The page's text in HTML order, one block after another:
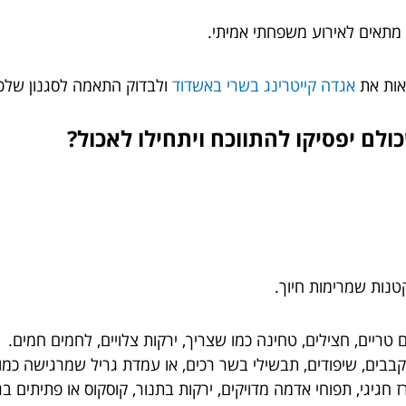
מתאים לאירוע משפחתי אמיתי.
את אגדה קייטרינג בשרי באשדוד ולבדוק התאמה לסגנון
יפסיקו להתווכח ויתחילו לאכול?
שמרימות חיוך.
חצילים, טחינה כמו שצריך, ירקות צלויים, לחמים חמים.
שיפודים, תבשילי בשר רכים, או עמדת גריל שמרגישה
חגיגי, תפוחי אדמה מדויקים, ירקות בתנור, קוסקוס או